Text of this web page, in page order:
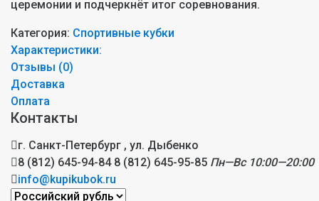
церемонии и подчеркнёт итог соревнования.
Категория: Спортивные кубки
Характеристики:
Отзывы (0)
Доставка
Оплата
Контакты
г. Санкт-Петербург , ул. Дыбенко
8 (812) 645-94-84 8 (812) 645-95-85 Пн—Вс 10:00—20:00
info@kupikubok.ru